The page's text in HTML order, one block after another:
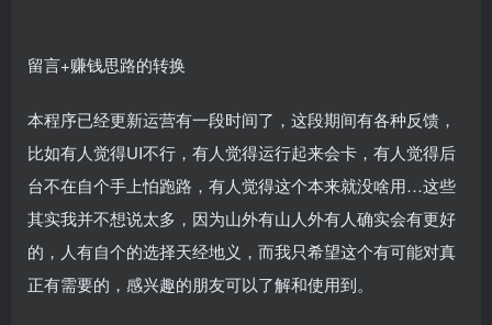
留言+赚钱思路的转换
本程序已经更新运营有一段时间了，这段期间有各种反馈，
比如有人觉得UI不行，有人觉得运行起来会卡，有人觉得后
台不在自个手上怕跑路，有人觉得这个本来就没啥用…这些
其实我并不想说太多，因为山外有山人外有人确实会有更好
的，人有自个的选择天经地义，而我只希望这个有可能对真
正有需要的，感兴趣的朋友可以了解和使用到。